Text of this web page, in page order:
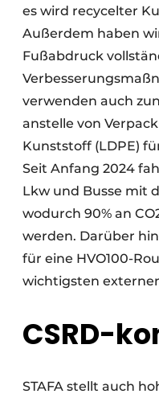
es wird recycelter
Außerdem haben
Fußabdruck
verwenden auch
anstelle von
Kunststoff (LDPE)
Seit Anfang 2024
Lkw und Busse mit
wodurch 90% an
werden. Darüber
für eine HVO100-
wichtigsten
CSRD-
STAFA stellt auch